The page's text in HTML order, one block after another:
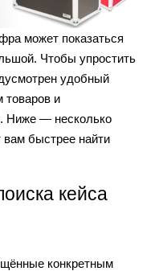
может показаться
Чтобы упростить
удобный
товаров и
Ниже — несколько
вам быстрее найти
кейса
конкретным